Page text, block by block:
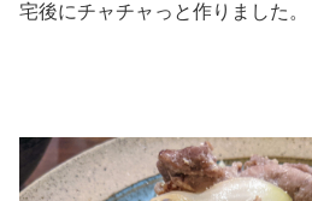
宅後にチャチャっと作りました。